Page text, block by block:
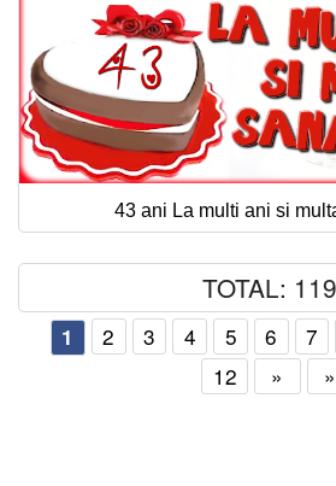
43 ani La multi ani si
TOTAL: 119
1 2 3 4 5 6 7
12
»